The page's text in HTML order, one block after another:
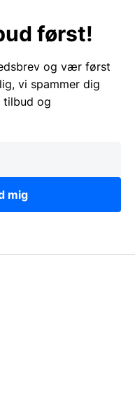
først!
og vær først
vi spammer dig
tilbud og
mig